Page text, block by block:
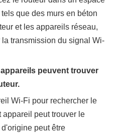
que des murs en béton
et les appareils réseau,
transmission du signal Wi-
peuvent trouver
Wi-Fi pour rechercher le
appareil peut trouver le
peut être